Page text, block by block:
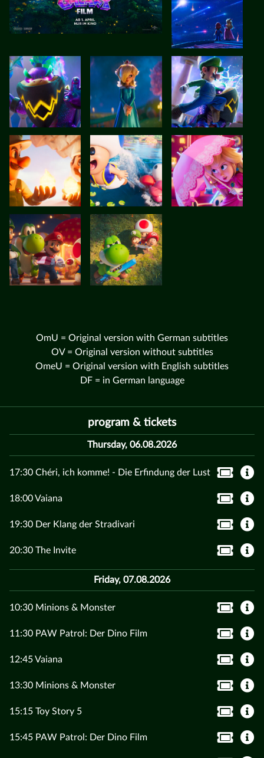
OmU = Original version with German subtitles
OV = Original version without subtitles
OmeU = Original version with English subtitles
DF = in German language
program & tickets
Thursday, 06.08.2026
17:30 Chéri, ich komme! - Die Erfindung der Lust
18:00 Vaiana
19:30 Der Klang der Stradivari
20:30 The Invite
Friday, 07.08.2026
10:30 Minions & Monster
11:30 PAW Patrol: Der Dino Film
12:45 Vaiana
13:30 Minions & Monster
15:15 Toy Story 5
15:45 PAW Patrol: Der Dino Film